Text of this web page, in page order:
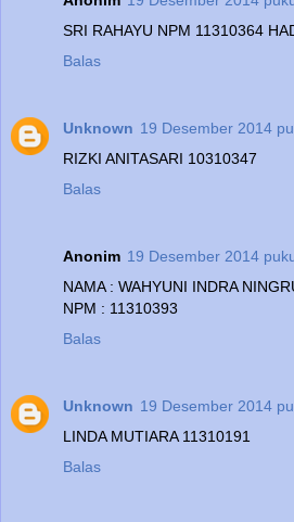
SRI RAHAYU NPM 11310364
Balas
Unknown 19 Desember 2014
RIZKI ANITASARI 10310347
Balas
Anonim 19 Desember 2014
NAMA : WAHYUNI INDRA
NPM : 11310393
Balas
Unknown 19 Desember 2014
LINDA MUTIARA 11310191
Balas